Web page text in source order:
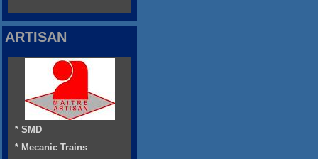
ARTISAN
* SMD
* Mecanic Trains